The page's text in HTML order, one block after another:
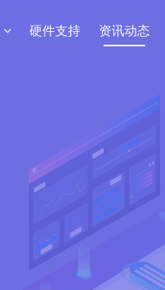
硬件支持 资讯动态